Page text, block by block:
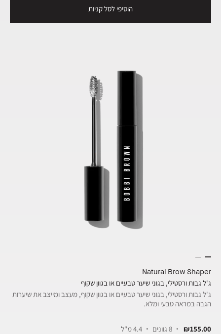
הוסיפי לסל קניות
Natural Brow Shaper
ג'ל גבות ורסטילי, בגוני שיער טבעיים או בגוון שקוף
ג'ל גבות ורסטילי, בגוני שיער טבעיים או בגוון שקוף, מעצב ומייצב את שיערות
הגבה במראה טבעי ומלא.
₪155.00 8 גוונים 4.4 מ"ל